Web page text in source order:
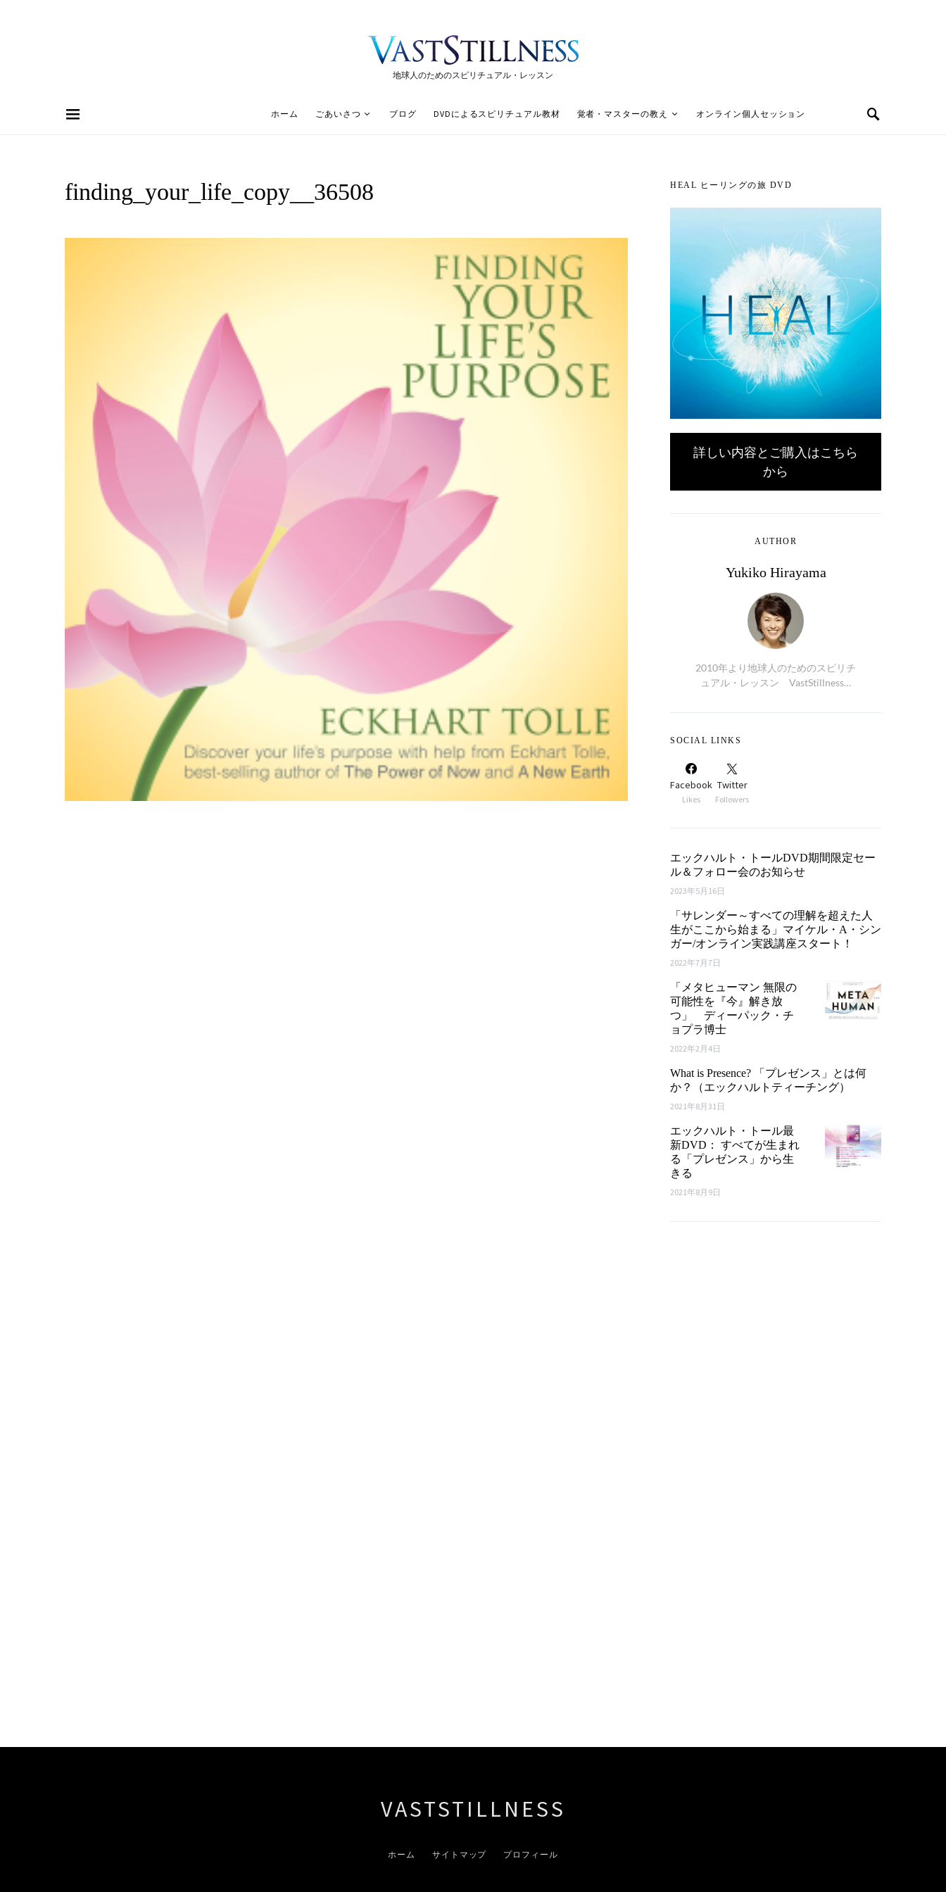
地球人のためのスピリチュアル・レッスン
ホーム ごあいさつ ブログ DVDによるスピリチュアル教材 覚者・マスターの教え オンライン個人セッション
Search for:
finding_your_life_copy__36508 HEAL ヒーリングの旅 DVD
詳しい内容とご購入はこちら
から
AUTHOR
Yukiko Hirayama
2010年より地球人のためのスピリチ
ュアル・レッスン VastStillness…
SOCIAL LINKS
Facebook
Likes
Twitter
Followers
エックハルト・トールDVD期間限定セー
ル＆フォロー会のお知らせ
2023年5月16日
「サレンダー～すべての理解を超えた人
生がここから始まる」マイケル・A・シン
ガー/オンライン実践講座スタート！
2022年7月7日
「メタヒューマン 無限の
可能性を『今』解き放
つ」 ディーパック・チ
ョプラ博士
2022年2月4日
What is Presence? 「プレゼンス」とは何
か？（エックハルトティーチング）
2021年8月31日
エックハルト・トール最
新DVD： すべてが生まれ
る「プレゼンス」から生
きる
2021年8月9日
VASTSTILLNESS
ホーム サイトマップ プロフィール